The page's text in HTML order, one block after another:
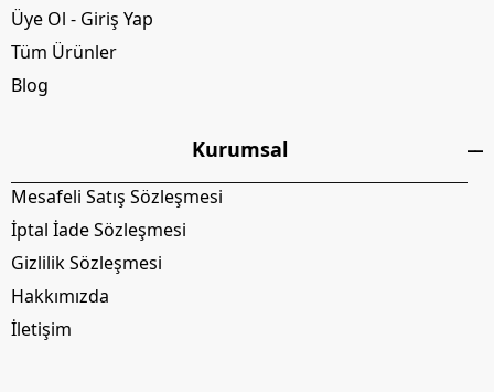
Üye Ol - Giriş Yap
Tüm Ürünler
Blog
Kurumsal
Mesafeli Satış Sözleşmesi
İptal İade Sözleşmesi
Gizlilik Sözleşmesi
Hakkımızda
İletişim